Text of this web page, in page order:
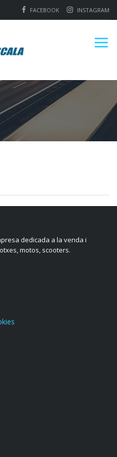
INSTAGRAM
FACEBOOK
dedicada a la venda i
motos, scooters.